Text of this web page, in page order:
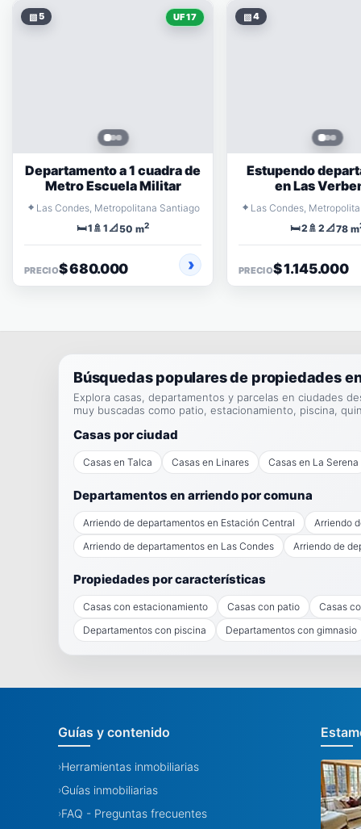
▧5 UF 17
Departamento a 1 cuadra de
Metro Escuela Militar
⌖ Las Condes, Metropolitana Santiago
🛏️1 🚿 1📐50 m2
PRECIO$ 680.000
▧4
Estupendo
en Las
⌖ Las Condes,
🛏️2 🚿 2📐78 m
PRECIO$ 1.145.000
Búsquedas populares de propiedades
Explora casas, departamentos y parcelas en ciudades
muy buscadas como patio, estacionamiento, piscina,
Casas por ciudad
Casas en Talca Casas en Linares Casas en La Serena
Departamentos en arriendo por comuna
Arriendo de departamentos en Estación Central
Arriendo
Arriendo de departamentos en Las Condes
Arriendo de
Propiedades por características
Casas con estacionamiento Casas con patio
Casas
Departamentos con piscina
Departamentos con gimnasio
Guías y contenido
›Herramientas inmobiliarias
›Guías inmobiliarias
›FAQ - Preguntas frecuentes